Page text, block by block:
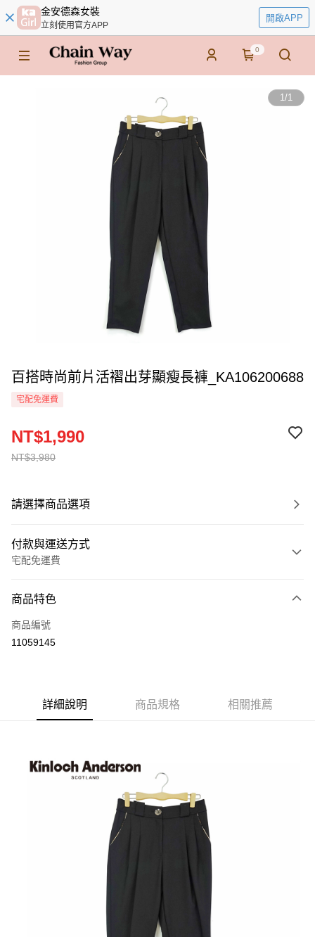
金安德森女裝
立刻使用官方APP
開啟APP
0
1/1
百搭時尚前片活褶出芽顯瘦長褲_KA106200688
宅配免運費
NT$3,980
NT$1,990
請選擇商品選項
付款與運送方式
宅配免運費
信用卡一次付款
LINE Pay
運送方式
每筆NT$60，滿NT$1,000(含以上)免運費
每筆NT$60，滿NT$1,000(含以上)免運費
商品特色
商品編號
11059145
詳細說明 商品規格 相關推薦